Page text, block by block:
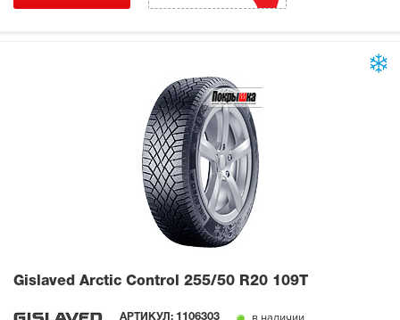
Gislaved Arctic Control 255/50 R20 109T
АРТИКУЛ: 1106303